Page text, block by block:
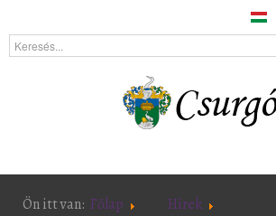
Ön itt van: Főlap
Hírek